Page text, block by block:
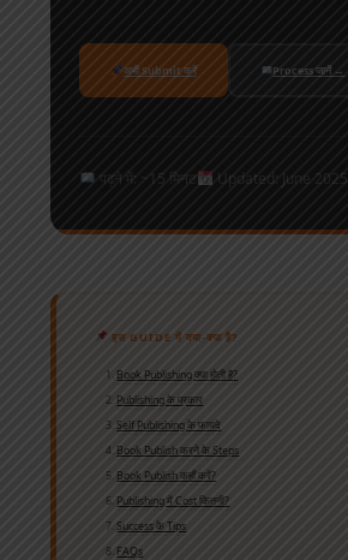
अभी Submit करें Process जानें →
पढ़ने में: ~15 मिनट Updated: June 2025
इस GUIDE में क्या-क्या है?
Book Publishing क्या होती है?
Publishing के प्रकार
Self Publishing के फायदे
Book Publish करने के Steps
Book Publish कहाँ करें?
Publishing में Cost कितनी?
Success के Tips
FAQs